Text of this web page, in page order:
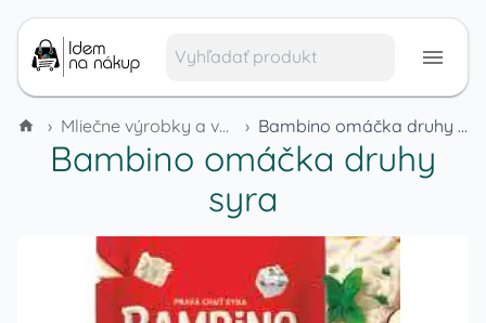
› Mliečne výrobky a vajcia › Bambino omáčka druhy syra
Bambino omáčka druhy
syra